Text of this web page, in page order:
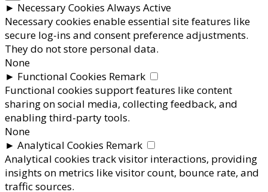
► Necessary Cookies Always Active
Necessary cookies enable essential site features like
secure log-ins and consent preference adjustments.
They do not store personal data.
None
► Functional Cookies Remark
Functional cookies support features like content
sharing on social media, collecting feedback, and
enabling third-party tools.
None
► Analytical Cookies Remark
Analytical cookies track visitor interactions, providing
insights on metrics like visitor count, bounce rate, and
traffic sources.